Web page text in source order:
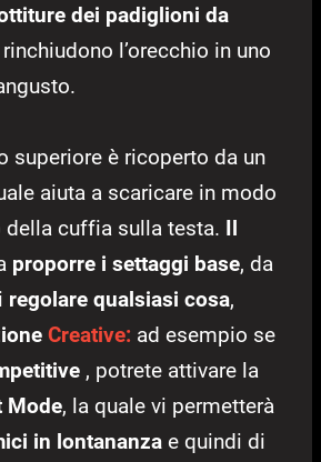
dei padiglioni da
l’orecchio in uno
superiore è ricoperto da un
aiuta a scaricare in modo
cuffia sulla testa. Il
proporre i settaggi base, da
regolare qualsiasi cosa,
Creative: ad esempio se
, potrete attivare la
Mode, la quale vi permetterà
in lontananza e quindi di